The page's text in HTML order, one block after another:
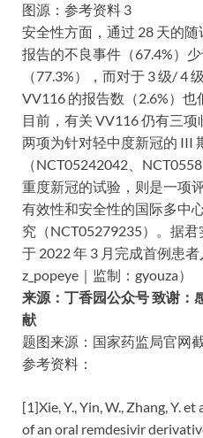
图源：参考资料 3
安全性方面，通过 28 天的
报告的不良事件（67.4%）
（77.3%），而对于 3 级/ 4
VV116 的报告数（2.6%）也
目前，有关 VV116 仍有三
两项为针对轻中度新冠的 III
（NCT05242042、
重度新冠的试验，则是一项
有效性和安全性的国际多中
究（NCT05279235）。据
于 2022 年 3 月完成首例患
z_popeye｜监制：gyouza）
来源：丁香园公众号 致谢：
献
题图来源：国家药监局官网
参考资料：
[1]Xie, Y., Yin, W., Zhang, Y.
of an oral remdesivir